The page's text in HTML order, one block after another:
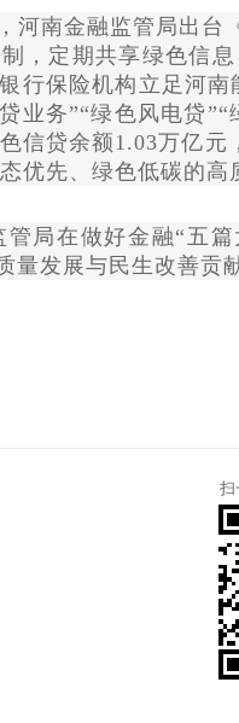
河南金融监管局出
，定期共享绿色信
行保险机构立足河
业务”“绿色风电贷
信贷余额1.03万亿
优先、绿色低碳的高
局在做好金融“五
发展与民生改善贡
扫